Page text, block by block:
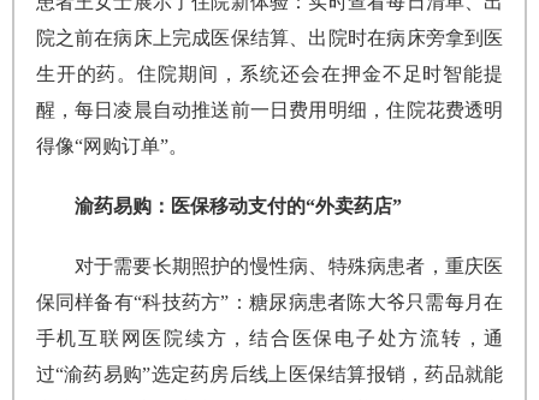
院之前在病床上完成医保结算、出院时在病床旁拿到医
生开的药。住院期间，系统还会在押金不足时智能提
醒，每日凌晨自动推送前一日费用明细，住院花费透明
得像“网购订单”。
渝药易购：医保移动支付的“外卖药店”
对于需要长期照护的慢性病、特殊病患者，重庆医
保同样备有“科技药方”：糖尿病患者陈大爷只需每月在
手机互联网医院续方，结合医保电子处方流转，通
过“渝药易购”选定药房后线上医保结算报销，药品就能